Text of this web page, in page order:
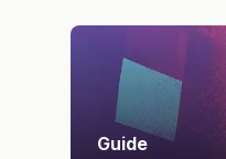
Guide